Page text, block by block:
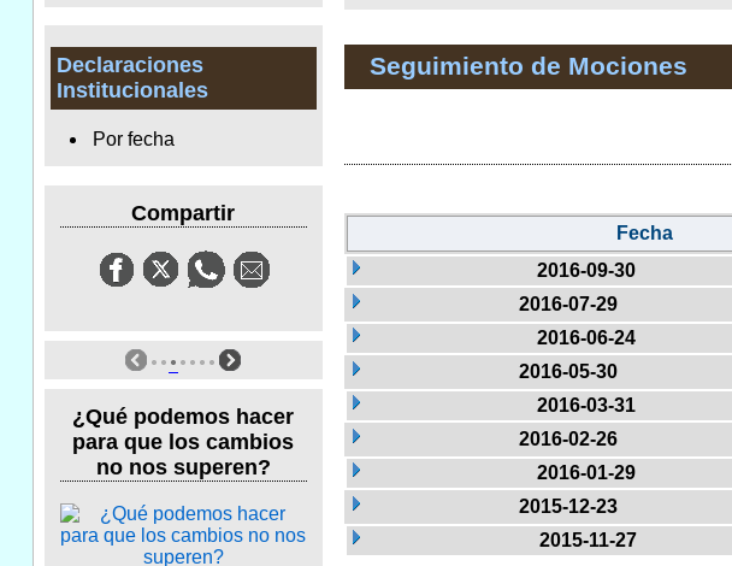
Declaraciones
Institucionales
Por fecha
Compartir
¿Qué podemos hacer
para que los cambios
no nos superen?
Seguimiento de Mociones
Fecha
2016-09-30
2016-07-29
2016-06-24
2016-05-30
2016-03-31
2016-02-26
2016-01-29
2015-12-23
2015-11-27